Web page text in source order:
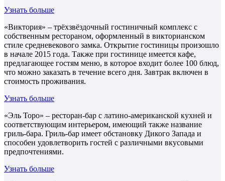
Узнать больше
«Виктория» – трёхзвёздочный гостиничный комплекс с
собственным рестораном, оформленный в викторианском
стиле средневекового замка. Открытие гостиницы произошло
в начале 2015 года. Также при гостинице имеется кафе,
предлагающее гостям меню, в которое входит более 100 блюд,
что можно заказать в течение всего дня. Завтрак включен в
стоимость проживания.
Узнать больше
«Эль Торо» – ресторан-бар с латино-американской кухней и
соответствующим интерьером, имеющий также название
гриль-бара. Гриль-бар имеет обстановку Дикого Запада и
способен удовлетворить гостей с различными вкусовыми
предпочтениями.
Узнать больше